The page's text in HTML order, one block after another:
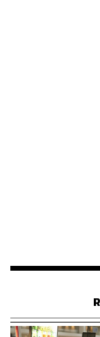
การประนอม
การประนอมภาคบั